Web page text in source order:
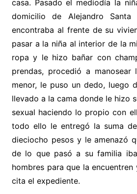
casa. Pasado el mediodía la
domicilio de Alejandro Santa
encontraba al frente de su
pasar a la niña al interior de la
ropa y le hizo bañar con
prendas, procedió a manosear
menor, le puso un dedo, luego
llevado a la cama donde le hizo
sexual haciendo lo propio con
todo ello le entregó la suma
dieciocho pesos y le amenazó
de lo que pasó a su familia
hombres para que la encuentren
cita el expediente.